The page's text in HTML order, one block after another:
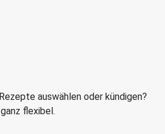
auswählen oder kündigen?
flexibel.